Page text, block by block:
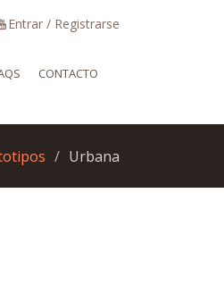
Entrar / Registrarse
CONTACTO
Urbana